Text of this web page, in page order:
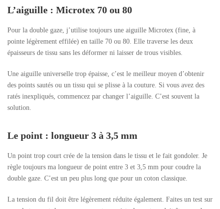
L’aiguille : Microtex 70 ou 80
Pour la double gaze, j’utilise toujours une aiguille Microtex (fine, à
pointe légèrement effilée) en taille 70 ou 80. Elle traverse les deux
épaisseurs de tissu sans les déformer ni laisser de trous visibles.
Une aiguille universelle trop épaisse, c’est le meilleur moyen d’obtenir
des points sautés ou un tissu qui se plisse à la couture. Si vous avez des
ratés inexpliqués, commencez par changer l’aiguille. C’est souvent la
solution.
Le point : longueur 3 à 3,5 mm
Un point trop court crée de la tension dans le tissu et le fait gondoler. Je
règle toujours ma longueur de point entre 3 et 3,5 mm pour coudre la
double gaze. C’est un peu plus long que pour un coton classique.
La tension du fil doit être légèrement réduite également. Faites un test sur